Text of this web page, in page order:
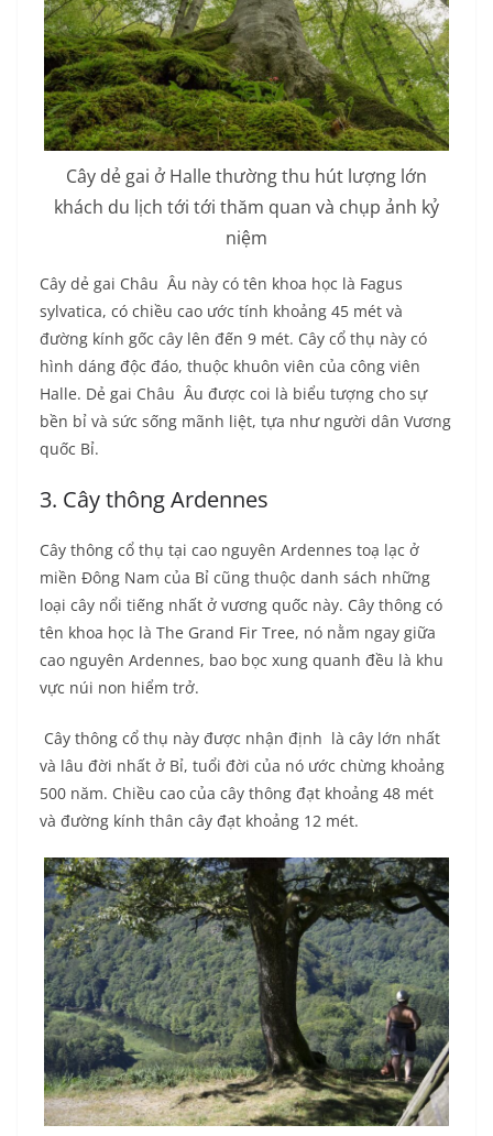
Cây dẻ gai ở Halle thườngthu hút lượng lớn
khách du lịch tới tới thăm quan và chụp ảnh kỷ
niệm
Cây dẻ gai Châu Âu này có tên khoa học là Fagus
sylvatica, có chiều cao ước tính khoảng 45 mét và
đường kính gốc cây lên đến 9 mét. Cây cổ thụ này có
hình dáng độc đáo, thuộc khuôn viên của công viên
Halle. Dẻ gai Châu Âu được coi là biểu tượng cho sự
bền bỉ và sức sống mãnh liệt, tựa như người dân Vương
quốc Bỉ.
3. Cây thông Ardennes
Cây thông cổ thụ tại cao nguyên Ardennes toạ lạc ở
miền Đông Nam của Bỉ cũng thuộc danh sách những
loại cây nổi tiếng nhất ở vương quốc này. Cây thông có
tên khoa học là The Grand Fir Tree, nó nằm ngay giữa
cao nguyên Ardennes, bao bọc xung quanh đều là khu
vực núi non hiểm trở.
Cây thông cổ thụ này được nhận định là cây lớn nhất
và lâu đời nhất ở Bỉ, tuổi đời của nó ước chừng khoảng
500 năm. Chiều cao của cây thông đạt khoảng 48 mét
và đường kính thân cây đạt khoảng 12 mét.